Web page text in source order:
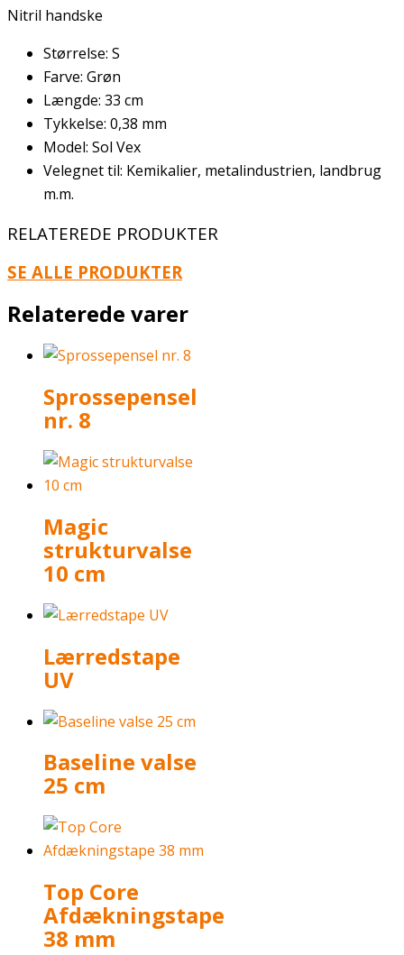
Nitril handske
Størrelse: S
Farve: Grøn
Længde: 33 cm
Tykkelse: 0,38 mm
Model: Sol Vex
Velegnet til: Kemikalier, metalindustrien, landbrug
m.m.
RELATEREDE PRODUKTER
SE ALLE PRODUKTER
Relaterede varer
Sprossepensel
nr. 8
Magic
strukturvalse
10 cm
Lærredstape
UV
Baseline valse
25 cm
Top Core
Afdækningstape
38 mm